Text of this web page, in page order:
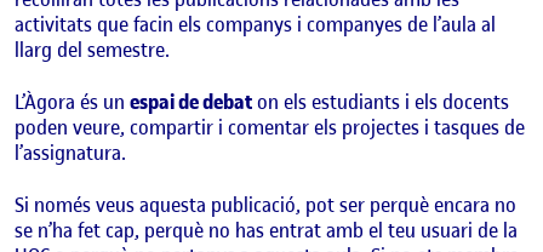
activitats que facin els companys i companyes de l’aula al
llarg del semestre.
L’Àgora és un espai de debaton els estudiants i els docents
poden veure, compartir i comentar els projectes i tasques de
l’assignatura.
Si només veus aquesta publicació, pot ser perquè encara no
se n’ha fet cap, perquè no has entrat amb el teu usuari de la